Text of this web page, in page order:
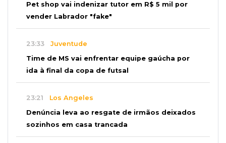
Pet shop vai indenizar tutor em R$ 5 mil por
vender Labrador "fake"
23:33 Juventude
Time de MS vai enfrentar equipe gaúcha por
ida à final da copa de futsal
23:21 Los Angeles
Denúncia leva ao resgate de irmãos deixados
sozinhos em casa trancada